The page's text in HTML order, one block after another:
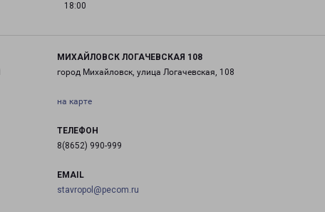
18:00
МИХАЙЛОВСК ЛОГАЧЕВСКАЯ 108
город Михайловск, улица Логачевская, 108
на карте
ТЕЛЕФОН
8(8652) 990-999
EMAIL
stavropol@pecom.ru